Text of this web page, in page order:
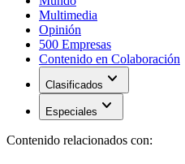
Multimedia
Opinión
500 Empresas
Contenido en Colaboración
Clasificados expand_more
Especiales expand_more
Contenido relacionados con: